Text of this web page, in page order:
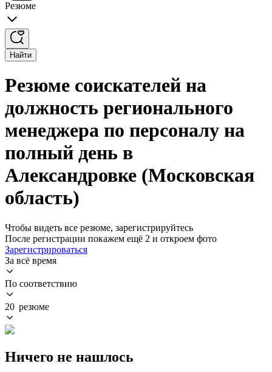
Резюме
Найти
Резюме соискателей на
должность регионального
менеджера по персоналу на
полный день в
Александровке (Московская
область)
Чтобы видеть все резюме, зарегистрируйтесь
После регистрации покажем ещё 2 и откроем фото
Зарегистрироваться
За всё время
По соответствию
20 резюме
Ничего не нашлось